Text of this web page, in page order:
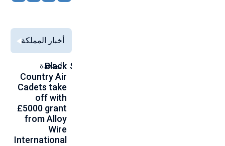
أخبار المملكة
المتحدة
Strengthening
Black
Country Air
Cadets take
off with
£5000 grant
from Alloy
Wire
International